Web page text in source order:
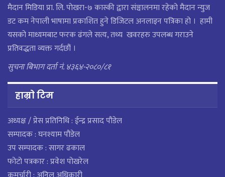
मैदान मिडिया प्रा. लि. पाेखरा-७ कास्की द्वारा संञ्चालनमा रहेको मैदान न्युज
डट कम नेपाली भाषामा प्रकाशित हुने डिजिटल अनलाइन पत्रिका हो । हामी
यसको माध्यमबाट फरक ढंगले सत्य, तथ्य खवरहरु उपलब्ध गराउने
प्रतिवद्धता व्यक्त गर्दछौं ।
सुचना बिभाग दर्ता नं. ४३६४-२०८०/८१
हाम्राे टिम
अध्यक्ष / प्रेस प्रतिनिधि : ईन्द्र प्रसाद पौडेल
सम्पादक : घनश्याम पौडेल
उप सम्पादक : सागर ढकाल
फोटो पत्रकार : प्रवेश पोखरेल